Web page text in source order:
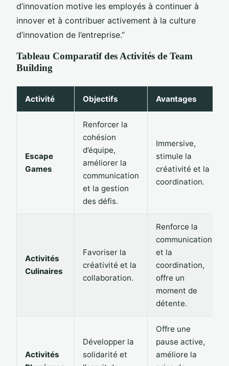
d’innovation motive les employés à continuer à
innover et à contribuer activement à la culture
d’innovation de l’entreprise.”
Tableau Comparatif des Activités de Team
Building
Activité Objectifs Avantages
Escape
Games
Renforcer la
cohésion
d’équipe,
améliorer la
communication
et la gestion
des défis.
Immersive,
stimule la
créativité et la
coordination.
Activités
Culinaires
Favoriser la
créativité et la
collaboration.
Renforce la
communication
et la
coordination,
offre un
moment de
détente.
Activités
Développer la
solidarité et
Offre une
pause active,
améliore la